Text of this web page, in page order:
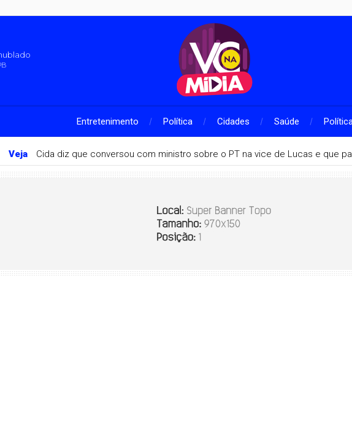
Entretenimento Política Cidades Saúde
Veja Cida diz que conversou com ministro sobre o PT na vice de Lucas e que